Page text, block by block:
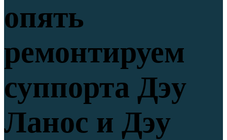
опять
ремонтируем
суппорта Дэу
Ланос и Дэу